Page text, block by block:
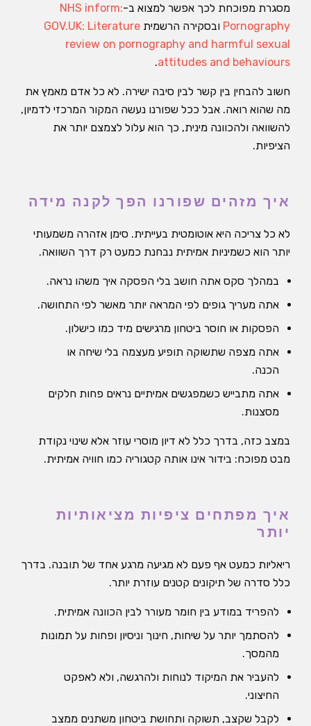
מסגרת מפוכחת לכך אפשר למצוא ב-NHS inform:
Pornography ובסקירה הרשמית GOV.UK: Literature
review on pornography and harmful sexual
attitudes and behaviours
.
חשוב להבחין בין קשר לבין סיבה ישירה. לא כל אדם מאמץ את
מה שהוא רואה. אבל ככל שפורנו נעשה המקור המרכזי לדמיון,
להשוואה ולהכוונה מינית, כך הוא עלול לצמצם יותר את
הציפיות.
איך מזהים שפורנו הפך לקנה מידה
לא כל צריכה היא אוטומטית בעייתית. סימן אזהרה משמעותי
יותר הוא כשמיניות אמיתית נבחנת כמעט רק דרך השוואה.
במהלך סקס אתה חושב בלי הפסקה איך משהו נראה.
אתה מעריך גופים לפי המראה יותר מאשר לפי התחושה.
הפסקות או חוסר ביטחון מרגישים מיד כמו כישלון.
אתה מצפה שתשוקה תופיע מעצמה בלי שיחה או
הכנה.
אתה מתבייש כשמפגשים אמיתיים נראים פחות חלקים
מסצנות.
במצב כזה, בדרך כלל לא דיון מוסרי עוזר אלא שינוי נקודת
מבט מפוכח: בידור אינו אותה קטגוריה כמו חוויה אמיתית.
איך מפתחים ציפיות מציאותיות
יותר
ריאליות כמעט אף פעם לא מגיעה מרגע אחד של תובנה. בדרך
כלל סדרה של תיקונים קטנים עוזרת יותר.
להפריד במודע בין חומר מעורר לבין הכוונה אמיתית.
להסתמך יותר על שיחות, חינוך וניסיון ופחות על תמונות
מהמסך.
להעביר את המיקוד לנוחות ולהרגשה, ולא לאפקט
החיצוני.
לקבל שקצב, תשוקה ותחושת ביטחון משתנים ממצב